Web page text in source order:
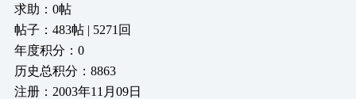
求助：0帖
帖子：483帖 | 5271回
年度积分：0
历史总积分：8863
注册：2003年11月09日